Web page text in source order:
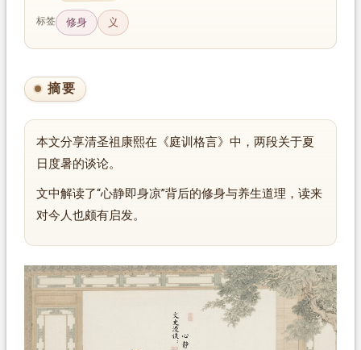
标签 修身 义
摘要
本文分享清圣祖康熙在《庭训格言》中，两段关于夏
日度暑的谈论。
文中解读了“心静即身凉”背后的修身与养生道理，读来
对今人也颇有启发。